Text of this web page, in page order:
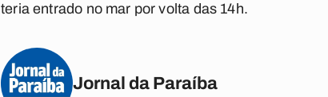
teria entrado no mar por volta das 14h.
Jornal da Paraíba